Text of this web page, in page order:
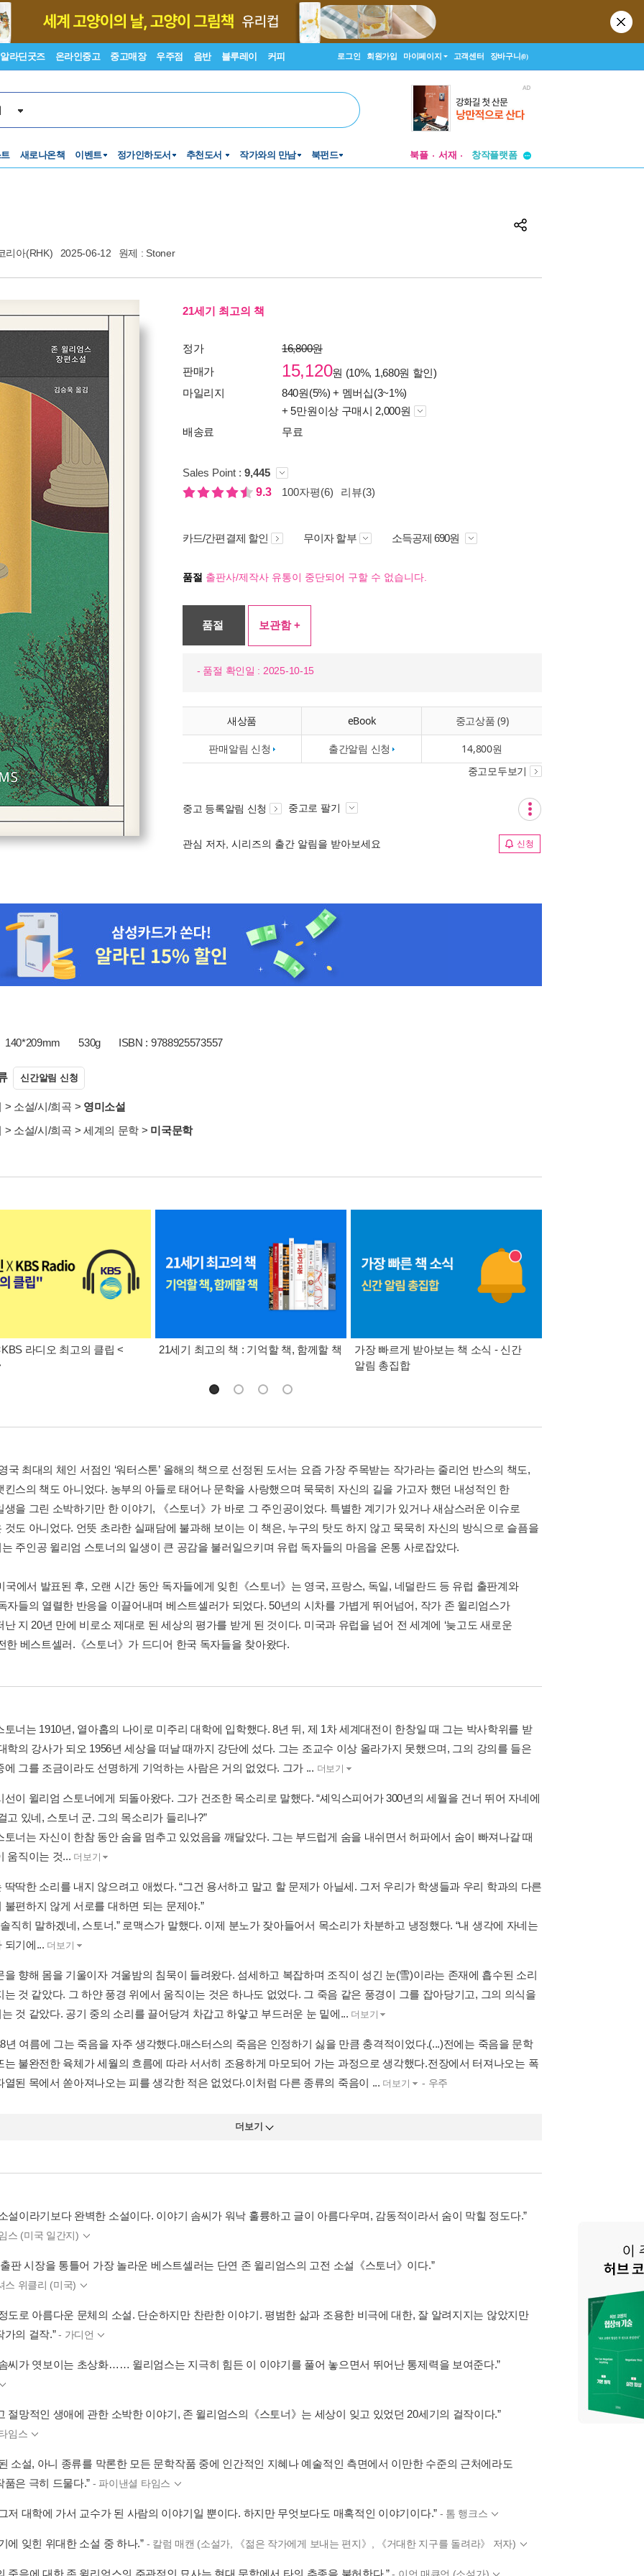
알라딘굿즈 온라인중고 중고매장 우주점 음반 블루레이 커피 로그인 회원가입 마이페이지 고객센터 장바구니(0)
새로나온책 이벤트 정가인하도서 추천도서 작가와의 만남 북펀드 북플 서재
창작플랫폼
리아(RHK) 2025-06-12 원제 : Stoner
21세기 최고의 책
정가
16,800원
판매가
15,120원 (10%, 1,680원 할인)
마일리지
840원(5%) + 멤버십(3~1%)
+ 5만원이상 구매시 2,000원
배송료
무료
Sales Point : 9,445
9.3
100자평(6) 리뷰(3)
카드/간편결제 할인 무이자 할부 소득공제 690원
품절 출판사/제작사 유통이 중단되어 구할 수 없습니다.
품절 보관함 +
- 품절 확인일 : 2025-10-15
새상품 eBook 중고상품 (9)
판매알림 신청 출간알림 신청 14,800원
중고모두보기
중고 등록알림 신청 중고로 팔기
관심 저자, 시리즈의 출간 알림을 받아보세요 신청
140*209mm 530g ISBN : 9788925573557
신간알림 신청
> 소설/시/희곡 > 영미소설
> 소설/시/희곡 > 세계의 문학 > 미국문학
라디오 최고의 클립 <
21세기 최고의 책 : 기억할 책, 함께할 책
가장 빠르게 받아보는 책 소식 - 신간
알림 총집합
국 최대의 체인 서점인 ‘워터스톤’ 올해의 책으로 선정된 도서는 요즘 가장 주목받는 작가라는 줄리언 반스의 책도,
킨스의 책도 아니었다. 농부의 아들로 태어나 문학을 사랑했으며 묵묵히 자신의 길을 가고자 했던 내성적인 한
생을 그린 소박하기만 한 이야기, 《스토너》가 바로 그 주인공이었다. 특별한 계기가 있거나 새삼스러운 이슈로
것도 아니었다. 언뜻 초라한 실패담에 불과해 보이는 이 책은, 누구의 탓도 하지 않고 묵묵히 자신의 방식으로 슬픔을
주인공 윌리엄 스토너의 일생이 큰 공감을 불러일으키며 유럽 독자들의 마음을 온통 사로잡았다.
국에서 발표된 후, 오랜 시간 동안 독자들에게 잊힌《스토너》는 영국, 프랑스, 독일, 네덜란드 등 유럽 출판계와
자들의 열렬한 반응을 이끌어내며 베스트셀러가 되었다. 50년의 시차를 가볍게 뛰어넘어, 작가 존 윌리엄스가
난 지 20년 만에 비로소 제대로 된 세상의 평가를 받게 된 것이다. 미국과 유럽을 넘어 전 세계에 ‘늦고도 새로운
한 베스트셀러.《스토너》가 드디어 한국 독자들을 찾아왔다.
토너는 1910년, 열아홉의 나이로 미주리 대학에 입학했다. 8년 뒤, 제 1차 세계대전이 한창일 때 그는 박사학위를 받
학의 강사가 되오 1956년 세상을 떠날 때까지 강단에 섰다. 그는 조교수 이상 올라가지 못했으며, 그의 강의를 들은
에 그를 조금이라도 선명하게 기억하는 사람은 거의 없었다. 그가 ... 더보기
선이 윌리엄 스토너에게 되돌아왔다. 그가 건조한 목소리로 말했다. “셰익스피어가 300년의 세월을 건너 뛰어 자네에
고 있네, 스토너 군. 그의 목소리가 들리나?”
토너는 자신이 한참 동안 숨을 멈추고 있었음을 깨달았다. 그는 부드럽게 숨을 내쉬면서 허파에서 숨이 빠져나갈 때
움직이는 것... 더보기
딱딱한 소리를 내지 않으려고 애썼다. “그건 용서하고 말고 할 문제가 아닐세. 그저 우리가 학생들과 우리 학과의 다른
불편하지 않게 서로를 대하면 되는 문제야.”
직히 말하겠네, 스토너.” 로맥스가 말했다. 이제 분노가 잦아들어서 목소리가 차분하고 냉정했다. “내 생각에 자네는
되기에... 더보기
을 향해 몸을 기울이자 겨울밤의 침묵이 들려왔다. 섬세하고 복잡하며 조직이 성긴 눈(雪)이라는 존재에 흡수된 소리
는 것 같았다. 그 하얀 풍경 위에서 움직이는 것은 하나도 없었다. 그 죽음 같은 풍경이 그를 잡아당기고, 그의 의식을
것 같았다. 공기 중의 소리를 끌어당겨 차갑고 하얗고 부드러운 눈 밑에... 더보기
년 여름에 그는 죽음을 자주 생각했다.매스터스의 죽음은 인정하기 싫을 만큼 충격적이었다.(...)전에는 죽음을 문학
는 불완전한 육체가 세월의 흐름에 따라 서서히 조용하게 마모되어 가는 과정으로 생각했다.전장에서 터져나오는 폭
열된 목에서 쏟아져나오는 피를 생각한 적은 없었다.이처럼 다른 종류의 죽음이 ... 더보기 - 우주
더보기
설이라기보다 완벽한 소설이다. 이야기 솜씨가 워낙 훌륭하고 글이 아름다우며, 감동적이라서 숨이 막힐 정도다.”
스 (미국 일간지)
판 시장을 통틀어 가장 놀라운 베스트셀러는 단연 존 윌리엄스의 고전 소설《스토너》이다.”
스 위클리 (미국)
도로 아름다운 문체의 소설. 단순하지만 찬란한 이야기. 평범한 삶과 조용한 비극에 대한, 잘 알려지지는 않았지만
가의 걸작.”- 가디언
씨가 엿보이는 초상화…… 윌리엄스는 지극히 힘든 이 이야기를 풀어 놓으면서 뛰어난 통제력을 보여준다.”
절망적인 생애에 관한 소박한 이야기, 존 윌리엄스의《스토너》는 세상이 잊고 있었던 20세기의 걸작이다.”
임스
소설, 아니 종류를 막론한 모든 문학작품 중에 인간적인 지혜나 예술적인 측면에서 이만한 수준의 근처에라도
품은 극히 드물다.” - 파이낸셜 타임스
저 대학에 가서 교수가 된 사람의 이야기일 뿐이다. 하지만 무엇보다도 매혹적인 이야기이다.” - 톰 행크스
에 잊힌 위대한 소설 중 하나.” - 칼럼 매캔 (소설가, 《젊은 작가에게 보내는 편지》, 《거대한 지구를 돌려라》 저자)
죽음에 대한 존 윌리엄스의 주관적인 묘사는 현대 문학에서 타의 추종을 불허한다.”- 이언 매큐언 (소설가)